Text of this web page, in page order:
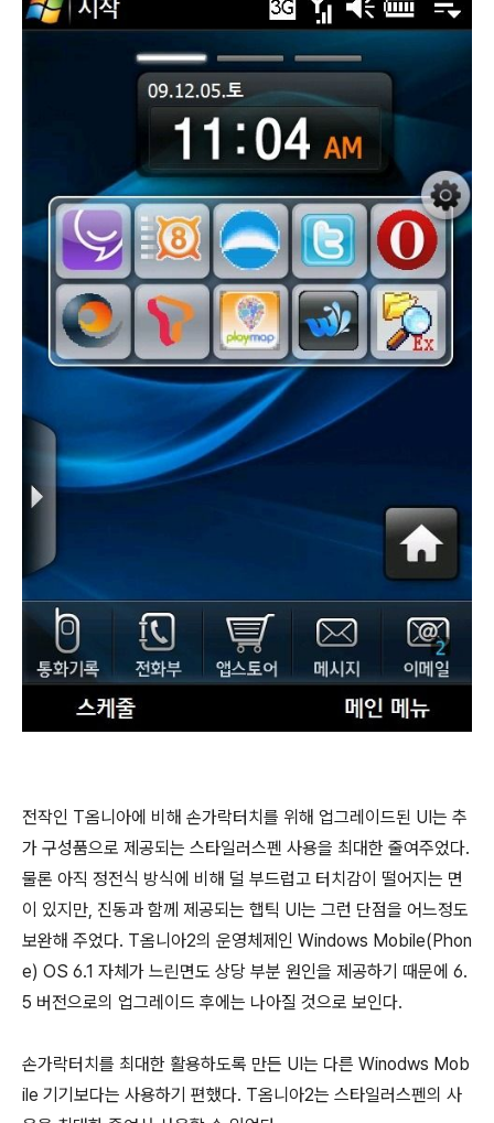
전작인 T옴니아에 비해 손가락터치를 위해 업그레이드된 UI는 추
가 구성품으로 제공되는 스타일러스펜 사용을 최대한 줄여주었다.
물론 아직 정전식 방식에 비해 덜 부드럽고 터치감이 떨어지는 면
이 있지만, 진동과 함께 제공되는 햅틱 UI는 그런 단점을 어느정도
보완해 주었다. T옴니아2의 운영체제인 Windows Mobile(Phon
e) OS 6.1 자체가 느린면도 상당 부분 원인을 제공하기 때문에 6.
5 버전으로의 업그레이드 후에는 나아질 것으로 보인다.
손가락터치를 최대한 활용하도록 만든 UI는 다른 Winodws Mob
ile 기기보다는 사용하기 편했다. T옴니아2는 스타일러스펜의 사